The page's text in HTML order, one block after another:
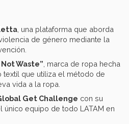
, una plataforma que aborda
de género mediante la
Waste” , marca de ropa hecha
que utiliza el método de
vida a la ropa.
Get Challenge con su
único equipo de todo LATAM en